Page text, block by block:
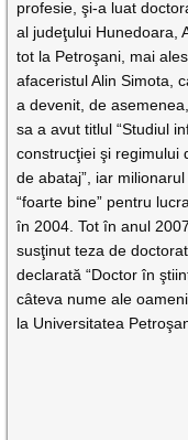
profesie, şi-a luat
al judeţului Hunedoara,
tot la Petroşani, mai
afaceristul Alin Simota,
a devenit, de
sa a avut titlul “Studiul
construcţiei şi regimului
de abataj”, iar
“foarte bine” pentru
în 2004. Tot în anul
susţinut teza de
declarată “Doctor în
câteva nume ale
la Universitatea